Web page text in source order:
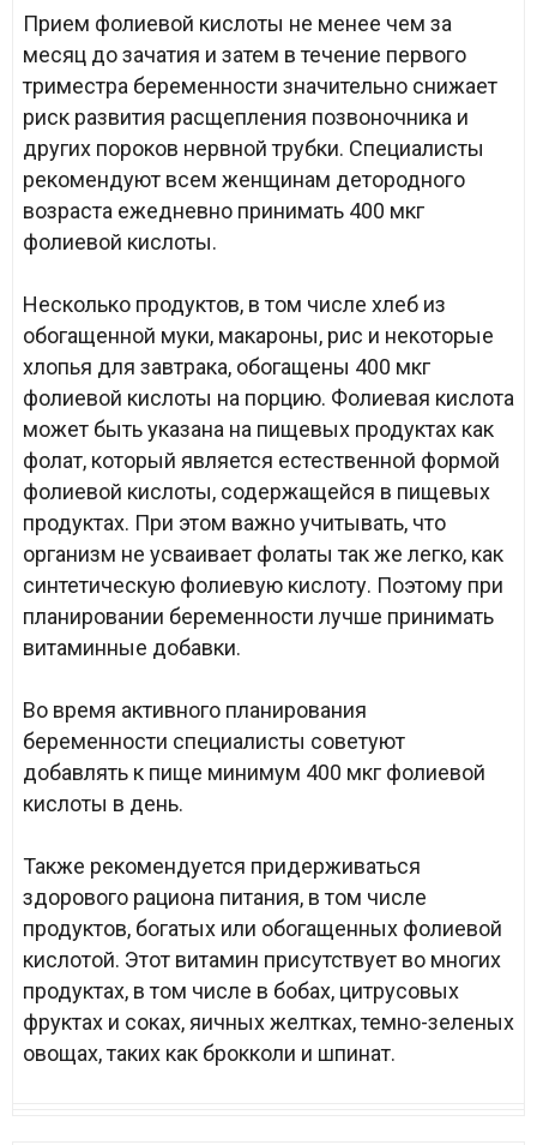
Прием фолиевой кислоты не менее чем за
месяц до зачатия и затем в течение первого
триместра беременности значительно снижает
риск развития расщепления позвоночника и
других пороков нервной трубки. Специалисты
рекомендуют всем женщинам детородного
возраста ежедневно принимать 400 мкг
фолиевой кислоты.
Несколько продуктов, в том числе хлеб из
обогащенной муки, макароны, рис и некоторые
хлопья для завтрака, обогащены 400 мкг
фолиевой кислоты на порцию. Фолиевая кислота
может быть указана на пищевых продуктах как
фолат, который является естественной формой
фолиевой кислоты, содержащейся в пищевых
продуктах. При этом важно учитывать, что
организм не усваивает фолаты так же легко, как
синтетическую фолиевую кислоту. Поэтому при
планировании беременности лучше принимать
витаминные добавки.
Во время активного планирования
беременности специалисты советуют
добавлять к пище минимум 400 мкг фолиевой
кислоты в день.
Также рекомендуется придерживаться
здорового рациона питания, в том числе
продуктов, богатых или обогащенных фолиевой
кислотой. Этот витамин присутствует во многих
продуктах, в том числе в бобах, цитрусовых
фруктах и соках, яичных желтках, темно-зеленых
овощах, таких как брокколи и шпинат.